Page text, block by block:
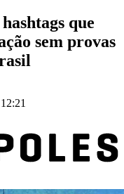
que
sem provas